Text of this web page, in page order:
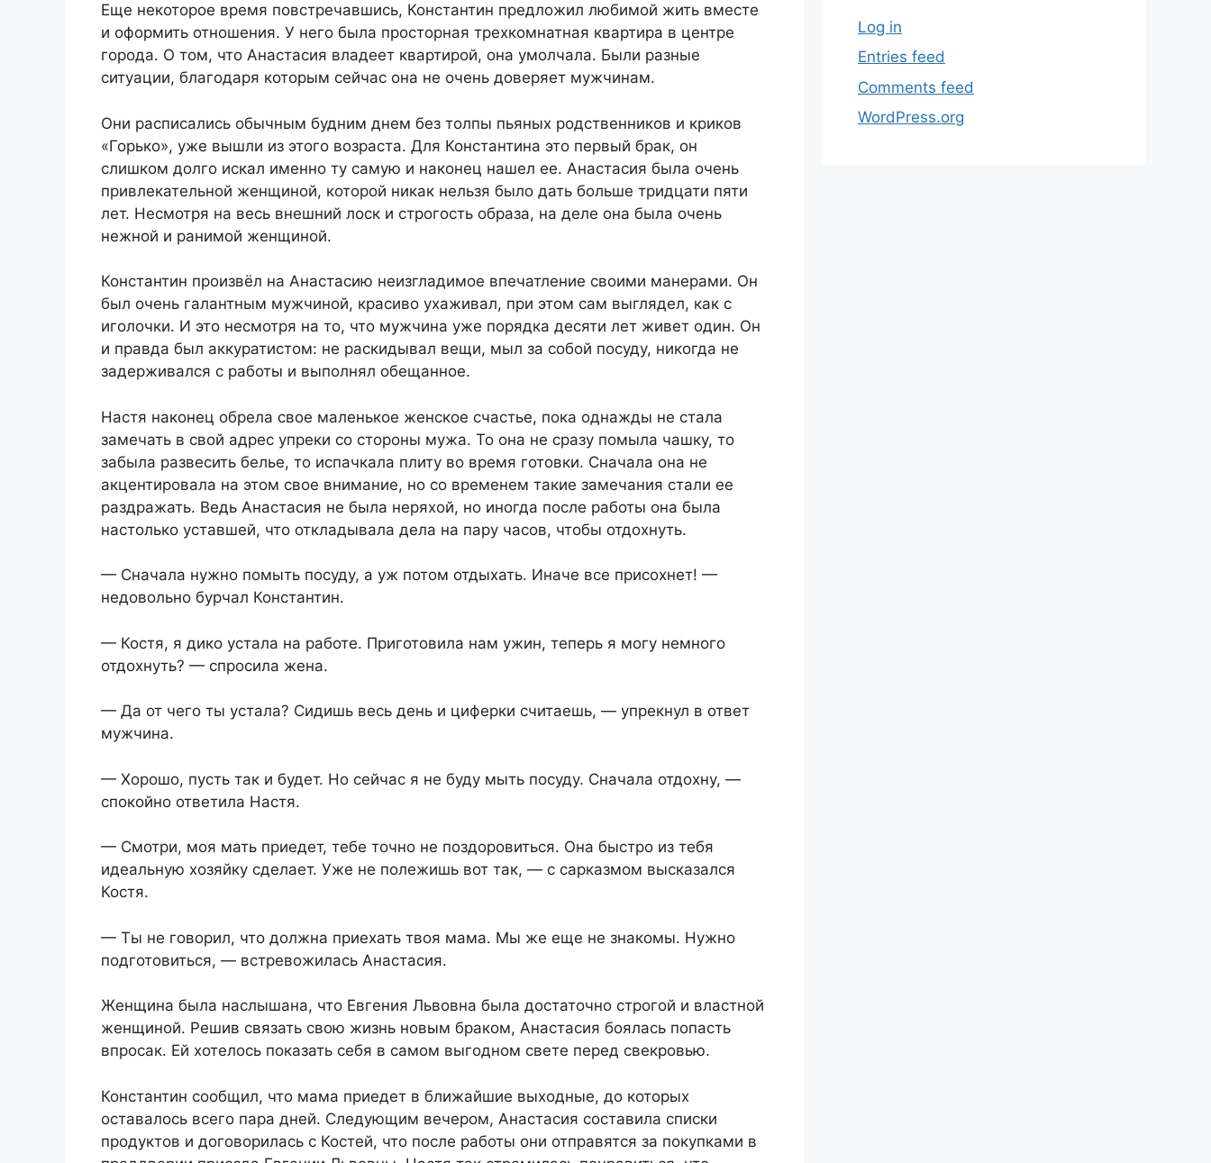
Еще некоторое время повстречавшись, Константин предложил любимой жить вместе
и оформить отношения. У него была просторная трехкомнатная квартира в центре
города. О том, что Анастасия владеет квартирой, она умолчала. Были разные
ситуации, благодаря которым сейчас она не очень доверяет мужчинам.
Они расписались обычным будним днем без толпы пьяных родственников и криков
«Горько», уже вышли из этого возраста. Для Константина это первый брак, он
слишком долго искал именно ту самую и наконец нашел ее. Анастасия была очень
привлекательной женщиной, которой никак нельзя было дать больше тридцати пяти
лет. Несмотря на весь внешний лоск и строгость образа, на деле она была очень
нежной и ранимой женщиной.
Константин произвёл на Анастасию неизгладимое впечатление своими манерами. Он
был очень галантным мужчиной, красиво ухаживал, при этом сам выглядел, как с
иголочки. И это несмотря на то, что мужчина уже порядка десяти лет живет один. Он
и правда был аккуратистом: не раскидывал вещи, мыл за собой посуду, никогда не
задерживался с работы и выполнял обещанное.
Настя наконец обрела свое маленькое женское счастье, пока однажды не стала
замечать в свой адрес упреки со стороны мужа. То она не сразу помыла чашку, то
забыла развесить белье, то испачкала плиту во время готовки. Сначала она не
акцентировала на этом свое внимание, но со временем такие замечания стали ее
раздражать. Ведь Анастасия не была неряхой, но иногда после работы она была
настолько уставшей, что откладывала дела на пару часов, чтобы отдохнуть.
— Сначала нужно помыть посуду, а уж потом отдыхать. Иначе все присохнет! —
недовольно бурчал Константин.
— Костя, я дико устала на работе. Приготовила нам ужин, теперь я могу немного
отдохнуть? — спросила жена.
— Да от чего ты устала? Сидишь весь день и циферки считаешь, — упрекнул в ответ
мужчина.
— Хорошо, пусть так и будет. Но сейчас я не буду мыть посуду. Сначала отдохну, —
спокойно ответила Настя.
— Смотри, моя мать приедет, тебе точно не поздоровиться. Она быстро из тебя
идеальную хозяйку сделает. Уже не полежишь вот так, — с сарказмом высказался
Костя.
— Ты не говорил, что должна приехать твоя мама. Мы же еще не знакомы. Нужно
подготовиться, — встревожилась Анастасия.
Женщина была наслышана, что Евгения Львовна была достаточно строгой и властной
женщиной. Решив связать свою жизнь новым браком, Анастасия боялась попасть
впросак. Ей хотелось показать себя в самом выгодном свете перед свекровью.
Константин сообщил, что мама приедет в ближайшие выходные, до которых
оставалось всего пара дней. Следующим вечером, Анастасия составила списки
продуктов и договорилась с Костей, что после работы они отправятся за покупками в
Log in
Entries feed
Comments feed
WordPress.org